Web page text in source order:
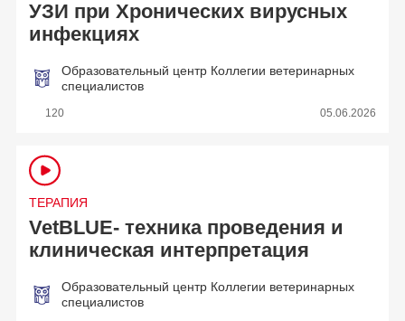
УЗИ при Хронических вирусных
инфекциях
Образовательный центр Коллегии ветеринарных
специалистов
120 05.06.2026
ТЕРАПИЯ
VetBLUE- техника проведения и
клиническая интерпретация
Образовательный центр Коллегии ветеринарных
специалистов